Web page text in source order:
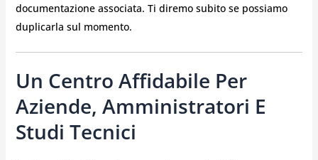
documentazione associata. Ti diremo subito se possiamo
duplicarla sul momento.
Un Centro Affidabile Per
Aziende, Amministratori E
Studi Tecnici